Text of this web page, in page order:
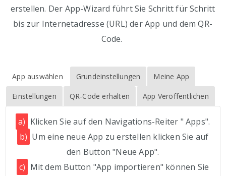
erstellen. Der App-Wizard führt Sie Schritt für Schritt
bis zur Internetadresse (URL) der App und dem QR-
Code.
App auswählen Grundeinstellungen Meine App
Einstellungen QR-Code erhalten App Veröffentlichen
a) Klicken Sie auf den Navigations-Reiter " Apps".
b) Um eine neue App zu erstellen klicken Sie auf
den Button "Neue App".
c) Mit dem Button "App importieren" können Sie